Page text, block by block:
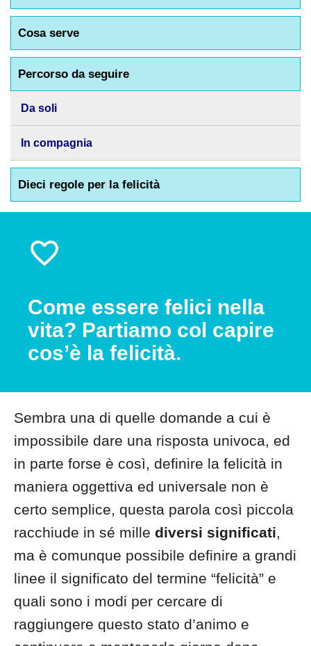
Cosa serve
Percorso da seguire
Da soli
In compagnia
Dieci regole per la felicità
Come essere felici nella
vita? Partiamo col capire
cos’è la felicità.
Sembra una di quelle domande a cui è
impossibile dare una risposta univoca, ed
in parte forse è così, definire la felicità in
maniera oggettiva ed universale non è
certo semplice, questa parola così piccola
racchiude in sé mille diversi significati,
ma è comunque possibile definire a grandi
linee il significato del termine “felicità” e
quali sono i modi per cercare di
raggiungere questo stato d’animo e